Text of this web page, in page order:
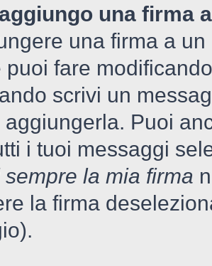
una firma
una firma a
puoi fare
scrivi un
aggiungerla. Puoi
i tuoi messaggi
la mia firma
la firma